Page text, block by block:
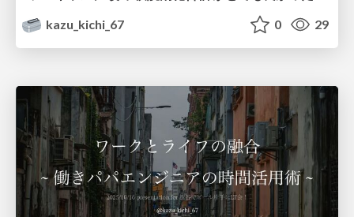
kazu_kichi_67
0 29